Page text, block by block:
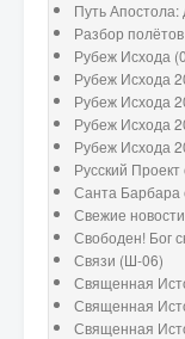
Путь Апостола:
Разбор
Рубеж Исхода
Рубеж Исхода
Рубеж Исхода
Рубеж Исхода
Рубеж Исхода
Русский
Санта Барбара
Свежие новости
Свободен! Бог
Связи (Ш-06)
Священная
Священная
Священная